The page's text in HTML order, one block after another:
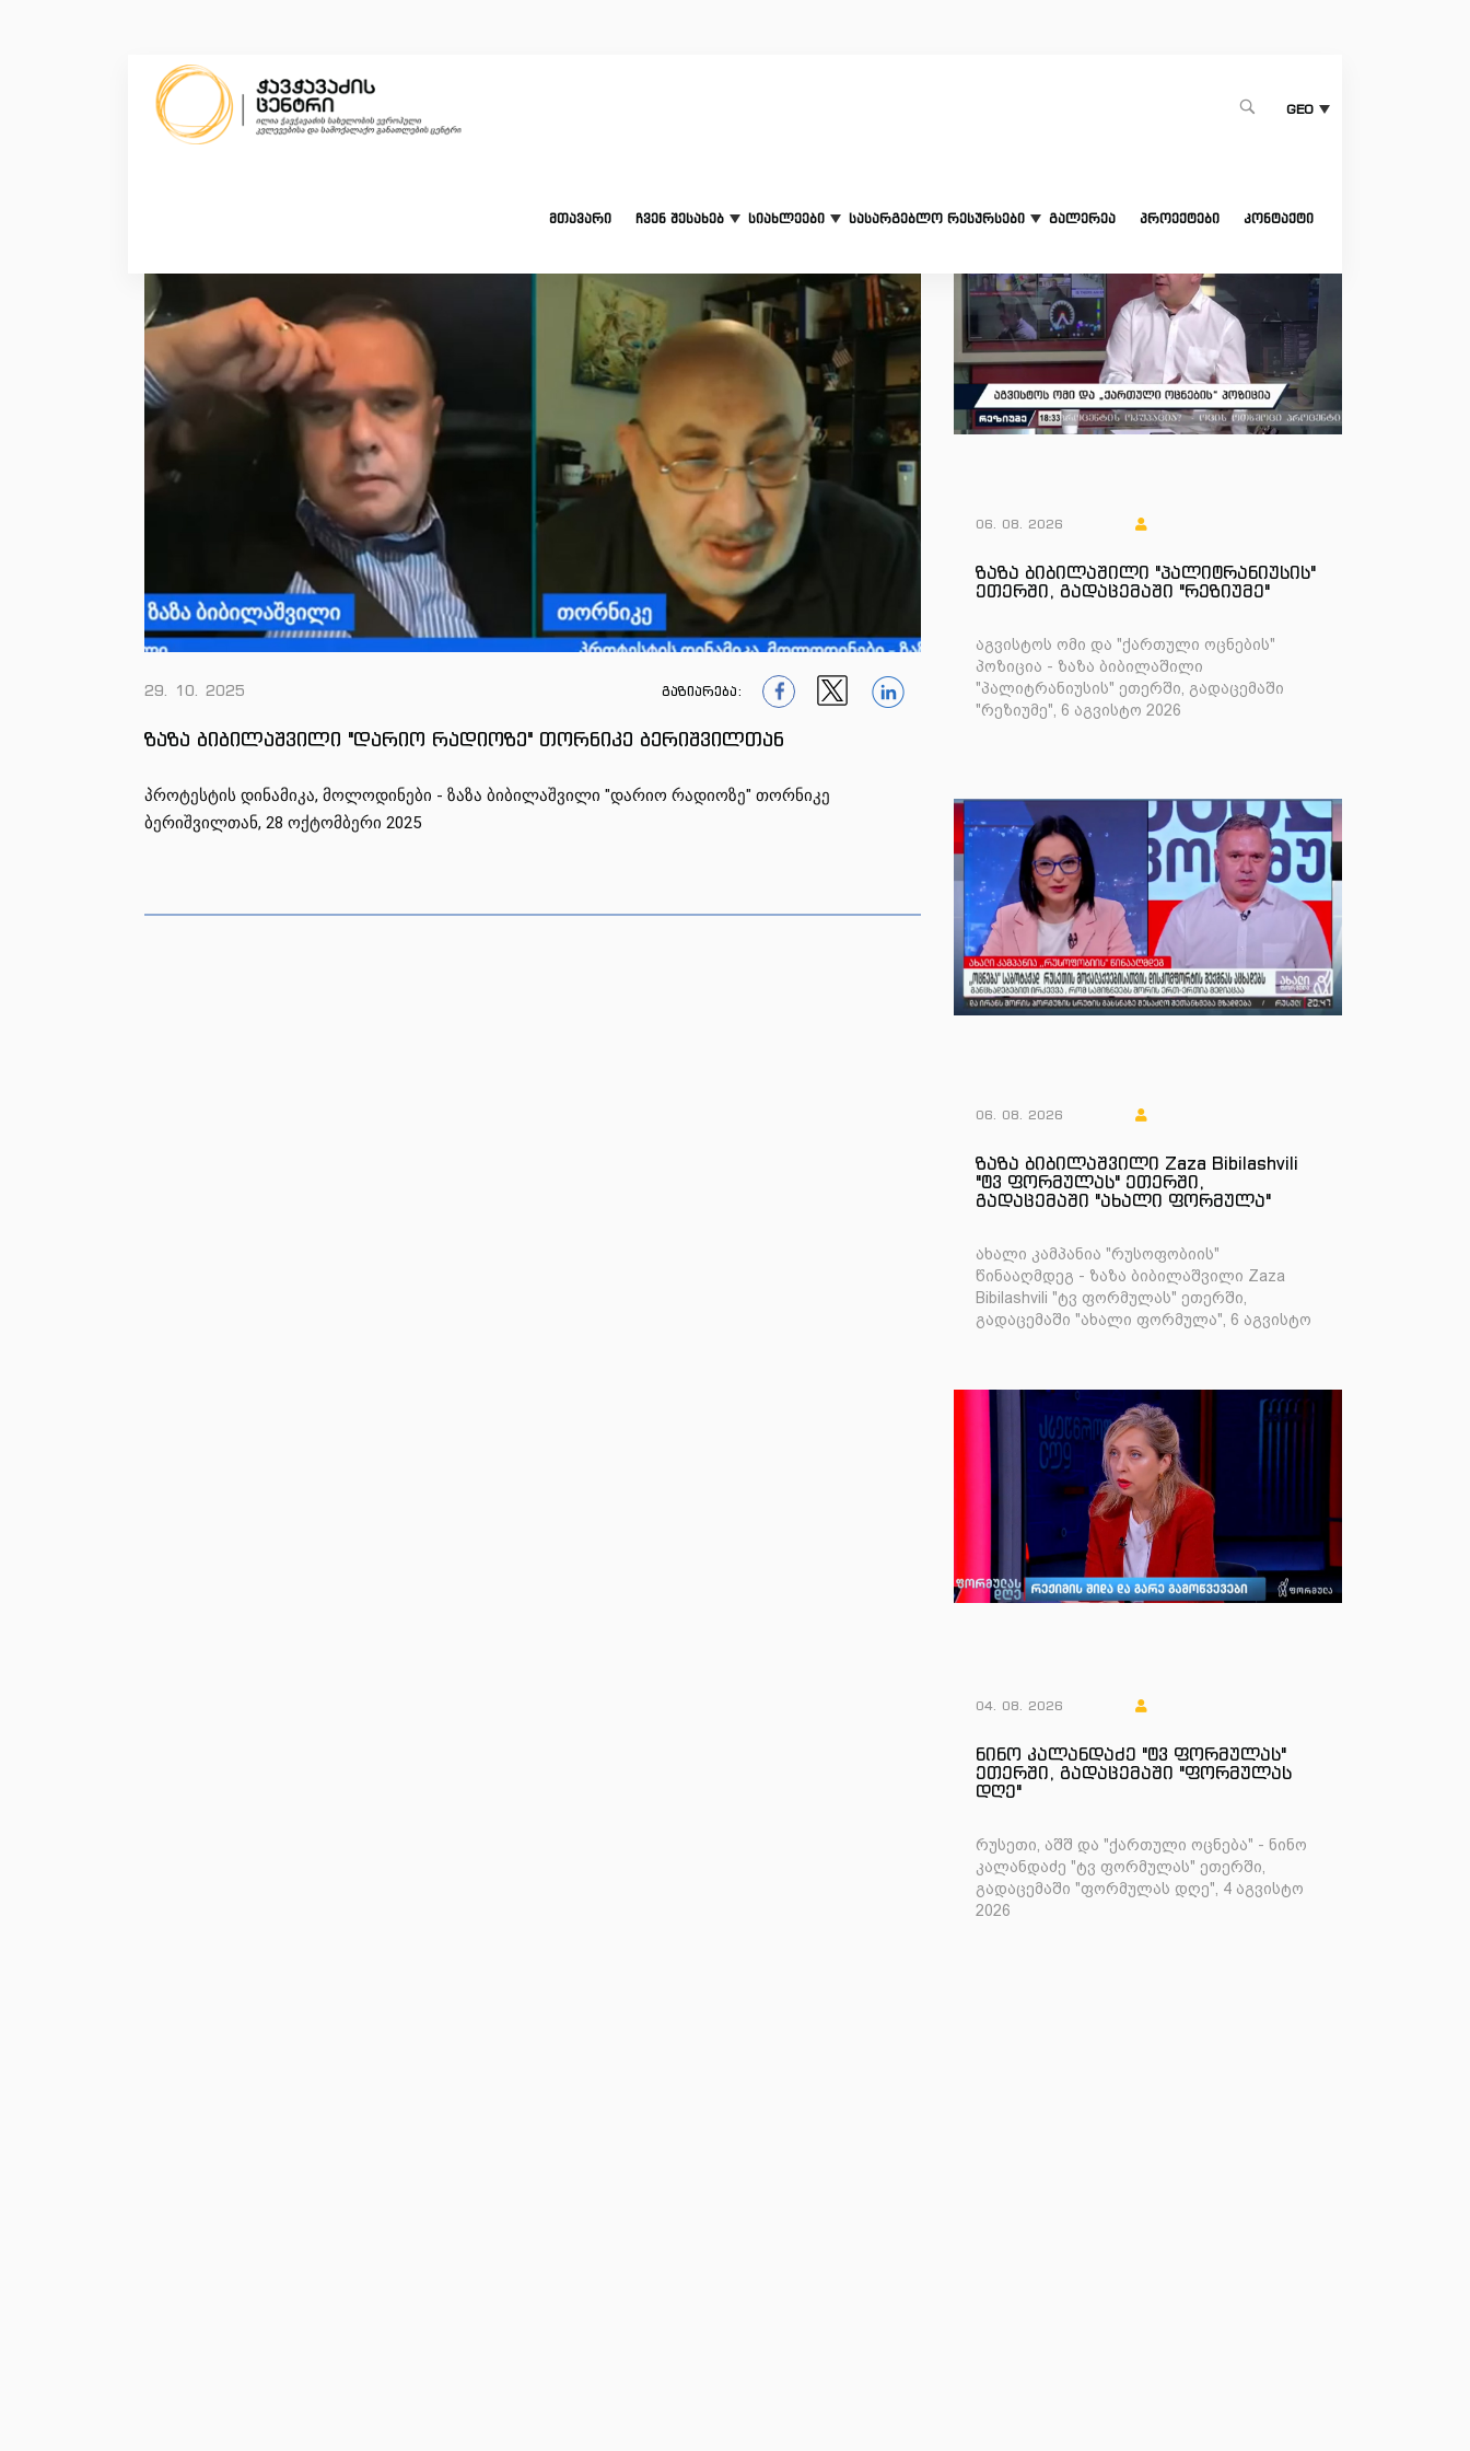
GEO
მთავარი ჩვენ შესახებ სიახლეები სასარგებლო რესურსები გალერეა პროექტები კონტაქტი
29. 10. 2025 გაზიარება:
ზაზა ბიბილაშვილი "დარიო რადიოზე" თორნიკე ბერიშვილთან
პროტესტის დინამიკა, მოლოდინები - ზაზა ბიბილაშვილი "დარიო რადიოზე" თორნიკე
ბერიშვილთან, 28 ოქტომბერი 2025
06. 08. 2026
ზაზა ბიბილაშილი "პალიტრანიუსის"
ეთერში, გადაცემაში "რეზიუმე"
აგვისტოს ომი და "ქართული ოცნების"
პოზიცია - ზაზა ბიბილაშილი
"პალიტრანიუსის" ეთერში, გადაცემაში
"რეზიუმე", 6 აგვისტო 2026
06. 08. 2026
ზაზა ბიბილაშვილი Zaza Bibilashvili
"ტვ ფორმულას" ეთერში,
გადაცემაში "ახალი ფორმულა"
ახალი კამპანია "რუსოფობიის"
წინააღმდეგ - ზაზა ბიბილაშვილი Zaza
Bibilashvili "ტვ ფორმულას" ეთერში,
გადაცემაში "ახალი ფორმულა", 6 აგვისტო
04. 08. 2026
ნინო კალანდაძე "ტვ ფორმულას"
ეთერში, გადაცემაში "ფორმულას
დღე"
რუსეთი, აშშ და "ქართული ოცნება" - ნინო
კალანდაძე "ტვ ფორმულას" ეთერში,
გადაცემაში "ფორმულას დღე", 4 აგვისტო
2026